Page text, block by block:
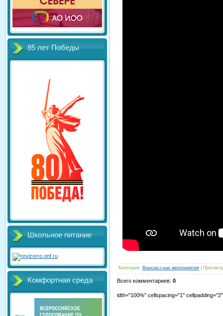
85 лет Победы
Школьное питание
Комфортная среда
Категория: Внеклассные мероприятия
Всего комментариев: 0
idth="100%" cellspacing="1"